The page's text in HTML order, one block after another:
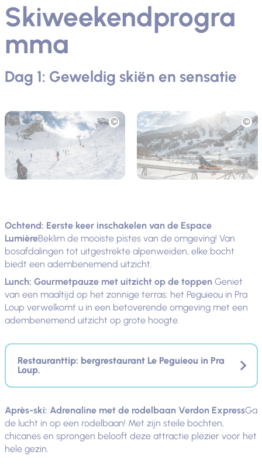
Skiweekendprogra
mma
Dag 1: Geweldig skiën en sensatie
Foto Foto
Ochtend: Eerste keer inschakelen van de Espace
LumièreBeklim de mooiste pistes van de omgeving! Van
bosafdalingen tot uitgestrekte alpenweiden, elke bocht
biedt een adembenemend uitzicht.
Lunch: Gourmetpauze met uitzicht op de toppenGeniet
van een maaltijd op het zonnige terras: het Peguieou in Pra
Loup verwelkomt u in een betoverende omgeving met een
adembenemend uitzicht op grote hoogte.
Restauranttip: bergrestaurant Le Peguieou in Pra
Loup.
Après-ski: Adrenaline met de rodelbaan Verdon ExpressGa
de lucht in op een rodelbaan! Met zijn steile bochten,
chicanes en sprongen belooft deze attractie plezier voor het
hele gezin.